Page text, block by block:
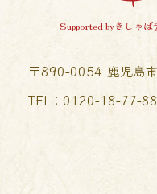
Supported byきしゃば
〒890-0054 鹿児島
TEL︰0120-18-77-88